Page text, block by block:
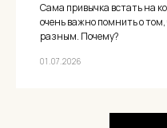
Сама привычка встать на
очень важно помнить о
разным. Почему?
01.07.2026